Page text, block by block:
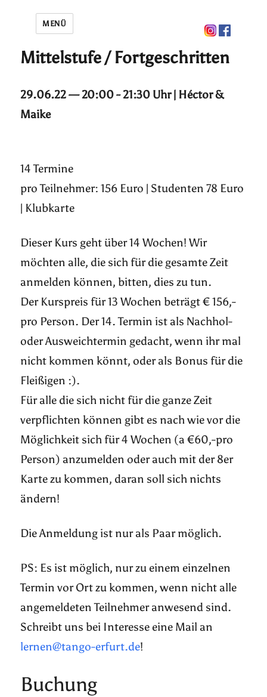
MENÜ
Mittelstufe / Fortgeschritten
29.06.22 — 20:00 - 21:30 Uhr | Héctor &
Maike
14 Termine
pro Teilnehmer: 156 Euro | Studenten 78 Euro
| Klubkarte
Dieser Kurs geht über 14 Wochen! Wir
möchten alle, die sich für die gesamte Zeit
anmelden können, bitten, dies zu tun.
Der Kurspreis für 13 Wochen beträgt € 156,-
pro Person. Der 14. Termin ist als Nachhol-
oder Ausweichtermin gedacht, wenn ihr mal
nicht kommen könnt, oder als Bonus für die
Fleißigen :).
Für alle die sich nicht für die ganze Zeit
verpflichten können gibt es nach wie vor die
Möglichkeit sich für 4 Wochen (a €60,-pro
Person) anzumelden oder auch mit der 8er
Karte zu kommen, daran soll sich nichts
ändern!
Die Anmeldung ist nur als Paar möglich.
PS: Es ist möglich, nur zu einem einzelnen
Termin vor Ort zu kommen, wenn nicht alle
angemeldeten Teilnehmer anwesend sind.
Schreibt uns bei Interesse eine Mail an
lernen@tango-erfurt.de!
Buchung